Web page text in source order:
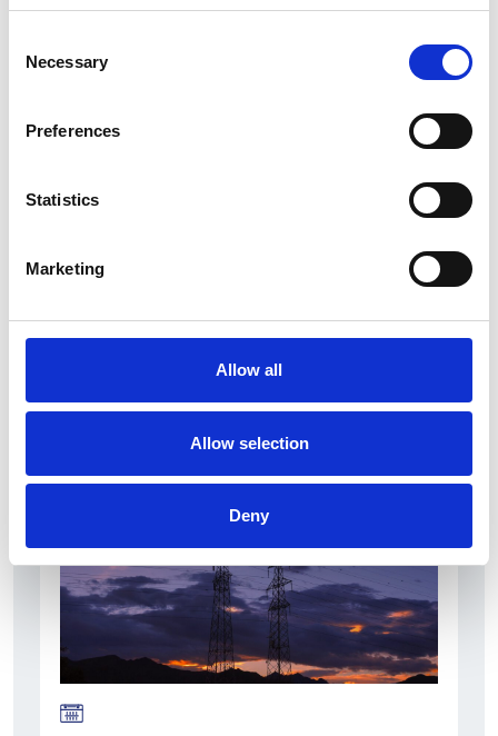
Selection
Necessary
Preferences
Statistics
Marketing
Allow all
Allow selection
Deny
Accelera la ripresa dell’industria nel corso del
primo semestre
Overview Economica
Repubblica Ceca